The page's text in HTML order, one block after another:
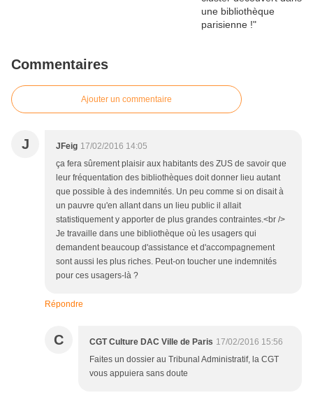
Commentaires
Ajouter un commentaire
J JFeig 17/02/2016 14:05
ça fera sûrement plaisir aux habitants des ZUS de savoir que
leur fréquentation des bibliothèques doit donner lieu autant
que possible à des indemnités. Un peu comme si on disait à
un pauvre qu'en allant dans un lieu public il allait
statistiquement y apporter de plus grandes contraintes.<br />
Je travaille dans une bibliothèque où les usagers qui
demandent beaucoup d'assistance et d'accompagnement
sont aussi les plus riches. Peut-on toucher une indemnités
pour ces usagers-là ?
Répondre
C CGT Culture DAC Ville de Paris 17/02/2016 15:56
Faites un dossier au Tribunal Administratif, la CGT
vous appuiera sans doute